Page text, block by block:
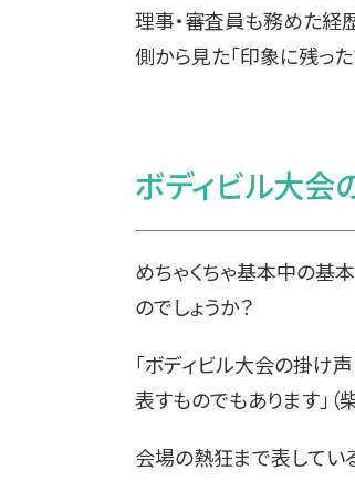
理事・審査員も務めた経
側から見た「印象に残っ
ボディビル大会
めちゃくちゃ基本中の基
のでしょうか？
「ボディビル大会の掛け
表すものでもあります」（
会場の熱狂まで表してい